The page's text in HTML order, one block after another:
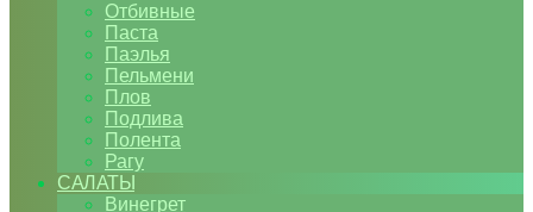
Отбивные
Паста
Паэлья
Пельмени
Плов
Подлива
Полента
Рагу
САЛАТЫ
Винегрет